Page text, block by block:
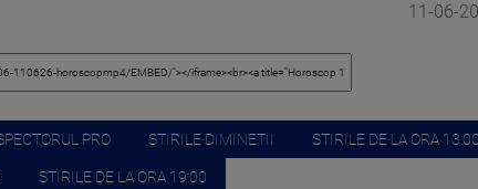
11-06-
PRO STIRILE DIMINETII STIRILE DE LA ORA 13:00
STIRILE DE LA ORA 19:00